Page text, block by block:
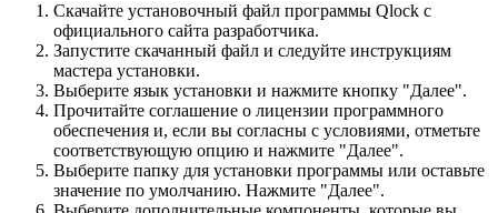
Скачайте установочный файл программы Qlock с
официального сайта разработчика.
Запустите скачанный файл и следуйте инструкциям
мастера установки.
Выберите язык установки и нажмите кнопку "Далее".
Прочитайте соглашение о лицензии программного
обеспечения и, если вы согласны с условиями, отметьте
соответствующую опцию и нажмите "Далее".
Выберите папку для установки программы или оставьте
значение по умолчанию. Нажмите "Далее".